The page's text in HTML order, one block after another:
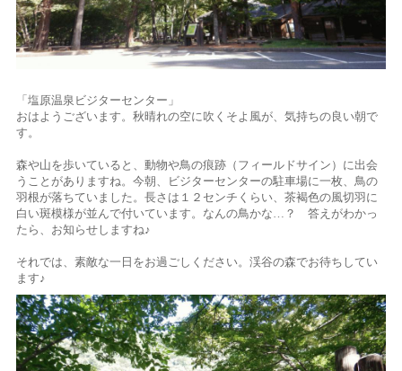
「塩原温泉ビジターセンター」
おはようございます。秋晴れの空に吹くそよ風が、気持ちの良い朝で
す。
森や山を歩いていると、動物や鳥の痕跡（フィールドサイン）に出会
うことがありますね。今朝、ビジターセンターの駐車場に一枚、鳥の
羽根が落ちていました。長さは１２センチくらい、茶褐色の風切羽に
白い斑模様が並んで付いています。なんの鳥かな…？ 答えがわかっ
たら、お知らせしますね♪
それでは、素敵な一日をお過ごしください。渓谷の森でお待ちしてい
ます♪